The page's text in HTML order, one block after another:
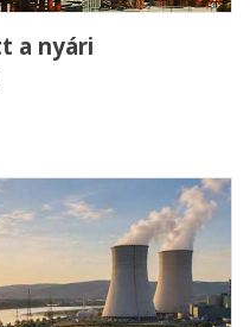
a nyári